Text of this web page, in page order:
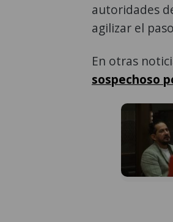
autoridades
agilizar el
En otras
sospechoso